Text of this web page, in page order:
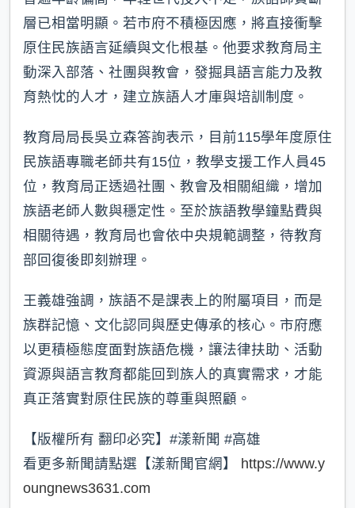
層已相當明顯。若市府不積極因應，將直接衝擊
原住民族語言延續與文化根基。他要求教育局主
動深入部落、社團與教會，發掘具語言能力及教
育熱忱的人才，建立族語人才庫與培訓制度。
教育局局長吳立森答詢表示，目前115學年度原住
民族語專職老師共有15位，教學支援工作人員45
位，教育局正透過社團、教會及相關組織，增加
族語老師人數與穩定性。至於族語教學鐘點費與
相關待遇，教育局也會依中央規範調整，待教育
部回復後即刻辦理。
王義雄強調，族語不是課表上的附屬項目，而是
族群記憶、文化認同與歷史傳承的核心。市府應
以更積極態度面對族語危機，讓法律扶助、活動
資源與語言教育都能回到族人的真實需求，才能
真正落實對原住民族的尊重與照顧。
【版權所有 翻印必究】#漾新聞 #高雄
看更多新聞請點選【漾新聞官網】 https://www.y
oungnews3631.com